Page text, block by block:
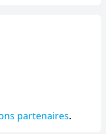
partenaires.